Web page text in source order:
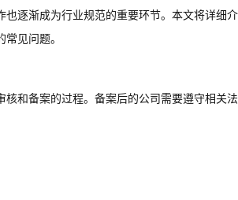
逐渐成为行业规范的重要环节。本文将详细
见问题。
和备案的过程。备案后的公司需要遵守相关